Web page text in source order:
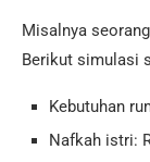
Misalnya
Berikut simulasi
Kebutuhan
Nafkah istri: